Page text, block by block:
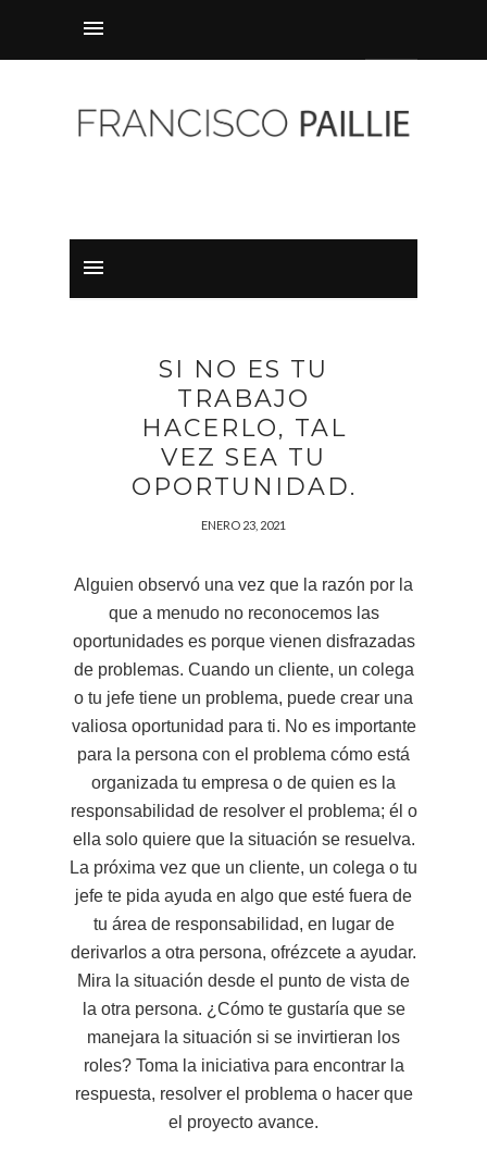
SI NO ES TU
TRABAJO
HACERLO, TAL
VEZ SEA TU
OPORTUNIDAD.
ENERO 23, 2021
Alguien observó una vez que la razón por la
que a menudo no reconocemos las
oportunidades es porque vienen disfrazadas
de problemas. Cuando un cliente, un colega
o tu jefe tiene un problema, puede crear una
valiosa oportunidad para ti. No es importante
para la persona con el problema cómo está
organizada tu empresa o de quien es la
responsabilidad de resolver el problema; él o
ella solo quiere que la situación se resuelva.
La próxima vez que un cliente, un colega o tu
jefe te pida ayuda en algo que esté fuera de
tu área de responsabilidad, en lugar de
derivarlos a otra persona, ofrézcete a ayudar.
Mira la situación desde el punto de vista de
la otra persona. ¿Cómo te gustaría que se
manejara la situación si se invirtieran los
roles? Toma la iniciativa para encontrar la
respuesta, resolver el problema o hacer que
el proyecto avance.